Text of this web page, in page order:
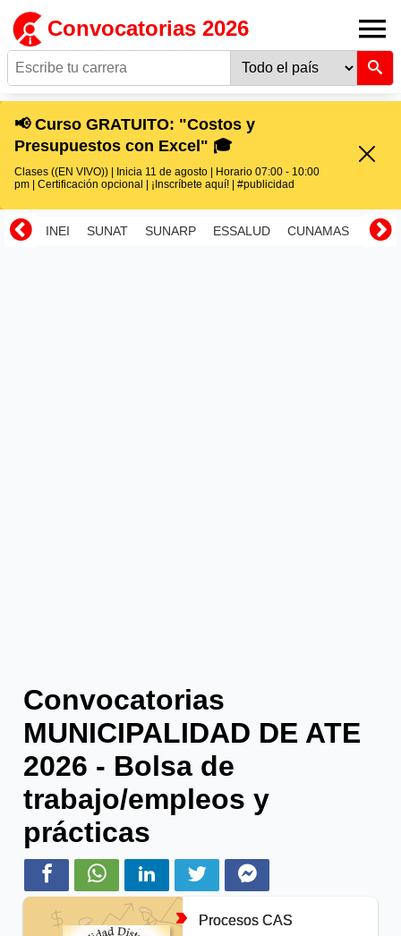
Convocatorias 2026
📢 Curso GRATUITO: "Costos y
Presupuestos con Excel" 🎓
Clases ((EN VIVO)) | Inicia 11 de agosto | Horario 07:00 - 10:00
pm | Certificación opcional | ¡Inscríbete aquí! | #publicidad
INEI SUNAT SUNARP ESSALUD CUNAMAS
Convocatorias
MUNICIPALIDAD DE ATE
2026 - Bolsa de
trabajo/empleos y
prácticas
Procesos CAS